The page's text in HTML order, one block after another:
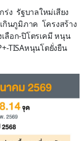
ง รัฐบาลใหม่เสียง
กินภูมิภาค โครงสร้าง
ลือก-ปิโตรเคมี หนุน
TISAหนุนโตยั่งยืน